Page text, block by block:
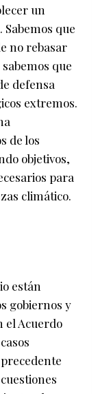
un
que
no rebasar
que
defensa
extremos.
de los
objetivos,
para
climático.
están
gobiernos y
el Acuerdo